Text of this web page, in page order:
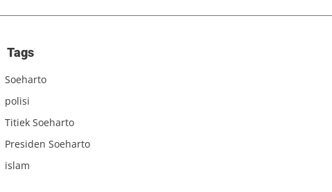
Tags
Soeharto
polisi
Titiek Soeharto
Presiden Soeharto
islam